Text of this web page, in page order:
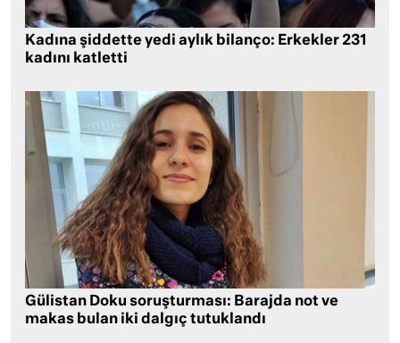
Kadına şiddette yedi aylık bilanço: Erkekler 231
kadını katletti
Gülistan Doku soruşturması: Barajda not ve
makas bulan iki dalgıç tutuklandı